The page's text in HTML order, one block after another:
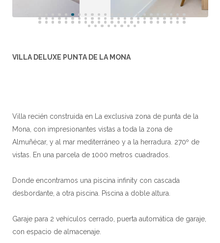
VILLA DELUXE PUNTA DE LA MONA
Villa recién construida en La exclusiva zona de punta de la
Mona, con impresionantes vistas a toda la zona de
Almuñécar, y al mar mediterráneo y a la herradura. 270º de
vistas. En una parcela de 1000 metros cuadrados.
Donde encontramos una piscina infinity con cascada
desbordante, a otra piscina. Piscina a doble altura.
Garaje para 2 vehículos cerrado, puerta automática de garaje,
con espacio de almacenaje.